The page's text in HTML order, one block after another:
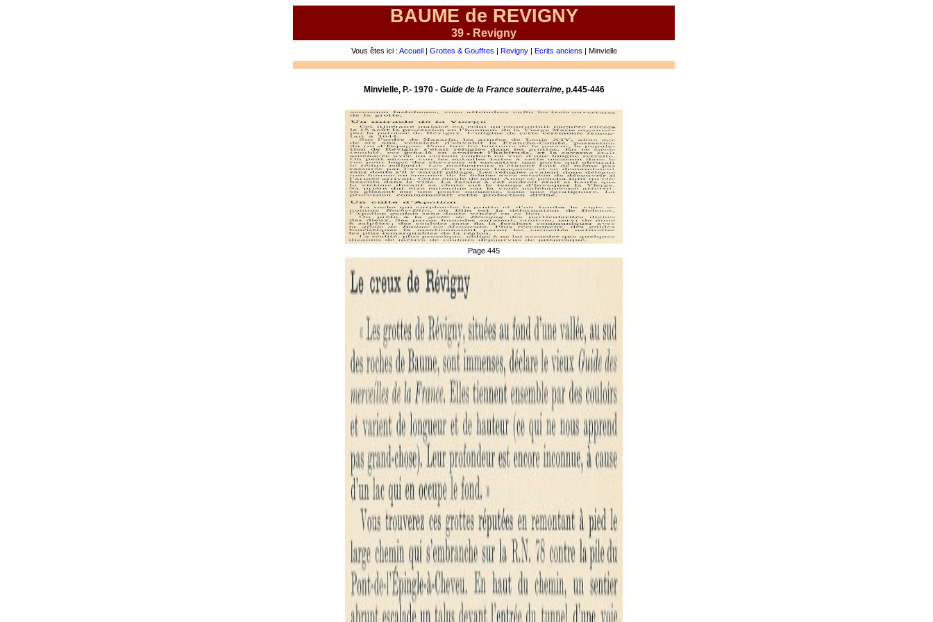
BAUME de REVIGNY
39 - Revigny
Vous êtes ici : Accueil| Grottes & Gouffres | Revigny| Ecrits anciens | Minvielle
Minvielle, P.- 1970 - Guide de la France souterraine, p.445-446
Page 445